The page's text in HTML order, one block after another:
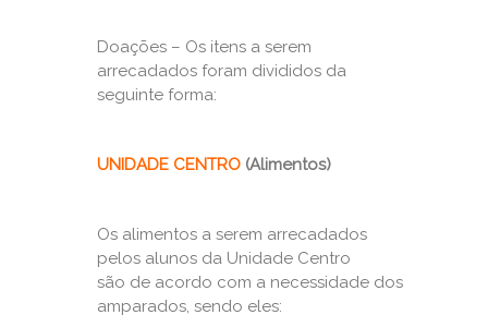
Doações – Os itens a serem
arrecadados foram divididos da
seguinte forma:
UNIDADE CENTRO (Alimentos)
Os alimentos a serem arrecadados
pelos alunos da Unidade Centro
são de acordo com a necessidade dos
amparados, sendo eles: